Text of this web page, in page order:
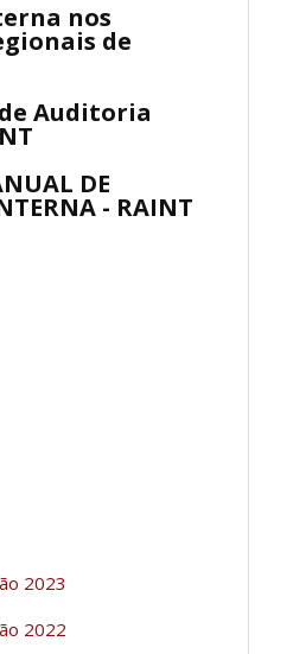
nos
de
Auditoria
DE
- RAINT
2023
2022